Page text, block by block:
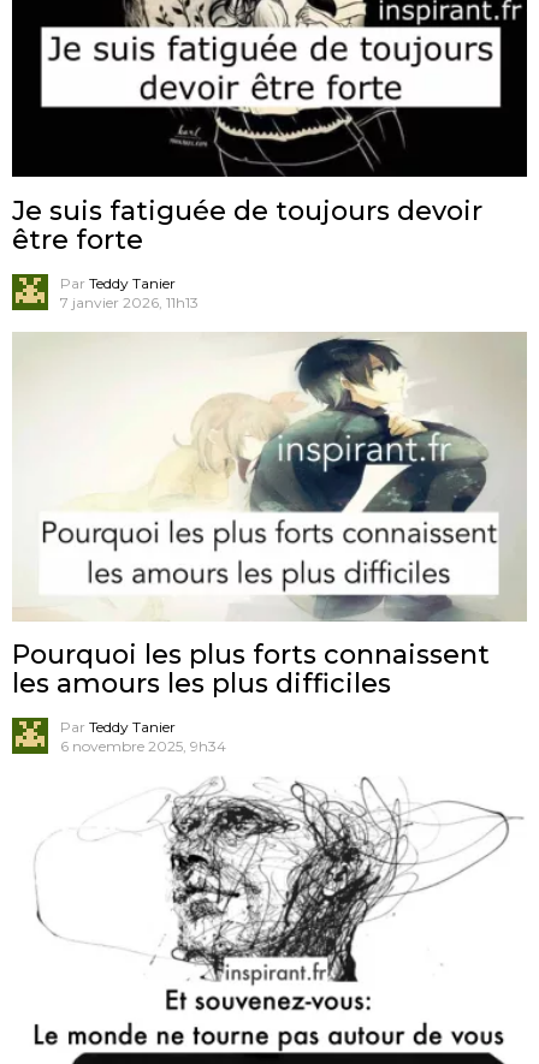
Je suis fatiguée de toujours devoir
être forte
Par Teddy Tanier
7 janvier 2026, 11h13
Pourquoi les plus forts connaissent
les amours les plus difficiles
Par Teddy Tanier
6 novembre 2025, 9h34